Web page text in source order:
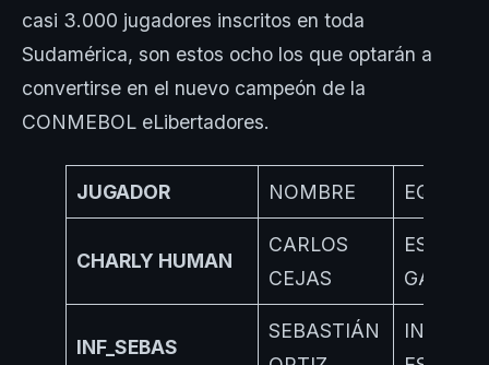
casi 3.000 jugadores inscritos en toda
Sudamérica, son estos ocho los que optarán a
convertirse en el nuevo campeón de la
CONMEBOL eLibertadores.
JUGADOR NOMBRE EQUIPO
CHARLY HUMAN
CARLOS
CEJAS
GAMING
INF_SEBAS
SEBASTIÁN
INFINITY